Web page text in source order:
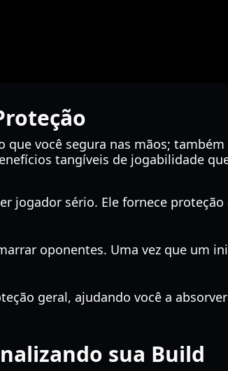
que você segura nas mãos;
tangíveis de jogabilidade
jogador sério. Ele fornece
oponentes. Uma vez que um
geral, ajudando você a
sua Build